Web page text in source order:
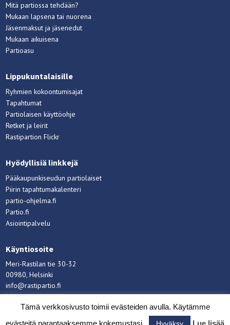
Mitä partiossa tehdään?
Mukaan lapsena tai nuorena
Jäsenmaksut ja jäsenedut
Mukaan aikuisena
Partioasu
Lippukuntalaisille
Ryhmien kokoontumisajat
Tapahtumat
Partiolaisen käyttöohje
Retket ja leirit
Rastipartion Flickr
Hyödyllisiä linkkejä
Pääkaupunkiseudun partiolaiset
Piirin tapahtumakalenteri
partio-ohjelma.fi
Partio.fi
Asiointipalvelu
Käyntiosoite
Meri-Rastilan tie 30-32
00980, Helsinki
info@rastipartio.fi
Rastipartio ©Copyright2026.
Tämä verkkosivusto toimii evästeiden avulla. Käytämme
evästeitä parantaaksemme kokemustasi.
Lue lisää